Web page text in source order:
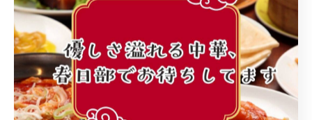
ランチ
個人店
子連れ